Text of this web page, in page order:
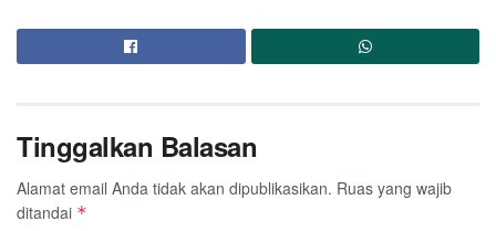
Tinggalkan Balasan
Alamat email Anda tidak akan dipublikasikan. Ruas yang wajib
ditandai *